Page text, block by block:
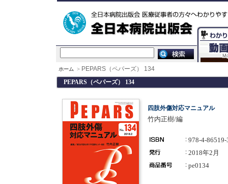
ホーム > PEPARS（ペパーズ） 134
PEPARS（ペパーズ） 134
四肢外傷対応マニュアル
竹内正樹/編
978-4-
2018年2月
pe0134